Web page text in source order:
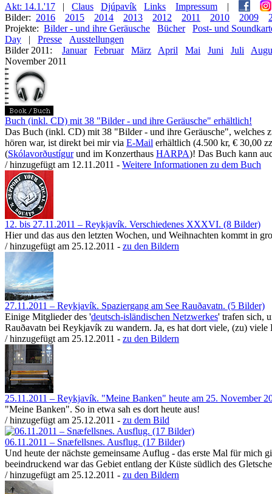
Akt: 14.1.'17
| Claus Djúpavík Links Impressum
|
Bilder: 2016 2015 2014 2013 2012 2011 2010 2009
Projekte: Bilder - und ihre Geräusche Bücher
Post- und
Day
| Presse
Ausstellungen
Bilder 2011:
Januar Februar März April Mai Juni Juli
November 2011
Buch (inkl. CD) mit 38 "Bilder - und ihre Geräusche" erhältlich!
Das Buch (inkl. CD) mit 38 "Bilder - und ihre Geräusche", welches
hören war, ist direkt bei mir via E-Mail erhältlich (4.500 kr, € 30,00
(Skólavorðustígurund im Konzerthaus HARPA)! Das Buch kann
/ hinzugefügt am 12.11.2011 - Weitere Informationen zu dem Buch
12. bis 27.11.2011 – Reykjavík. Verschiedenes XXXVI. (8 Bilder)
Hier und das aus den letzten Wochen, und Weihnachten kommt in
/ hinzugefügt am 25.12.2011 - zu den Bildern
27.11.2011 – Reykjavík. Spaziergang am See Rauðavatn. (5 Bilder)
Einige Mitglieder des 'deutsch-isländischen Netzwerkes' trafen sich,
Rauðavatn bei Reykjavík zu wandern. Ja, es hat dort viele, (zu) viele
/ hinzugefügt am 25.12.2011 - zu den Bildern
25.11.2011 – Reykjavík. "Meine Banken" heute am 25. November
"Meine Banken". So in etwa sah es dort heute aus!
/ hinzugefügt am 25.12.2011 - zu dem Bild
06.11.2011 – Snæfellsnes. Ausflug. (17 Bilder)
Und heute der nächste gemeinsame Auflug - das erste Mal für mich
beeindruckend war das Gebiet entlang der Küste südlich des
/ hinzugefügt am 25.12.2011 - zu den Bildern